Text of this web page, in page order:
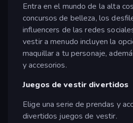
Entra en el mundo de la alta
concursos de belleza, los
influencers de las redes
vestir a menudo incluyen la
maquillar a tu personaje,
y accesorios.
Juegos de vestir divertidos
Elige una serie de prendas y
divertidos juegos de vestir.